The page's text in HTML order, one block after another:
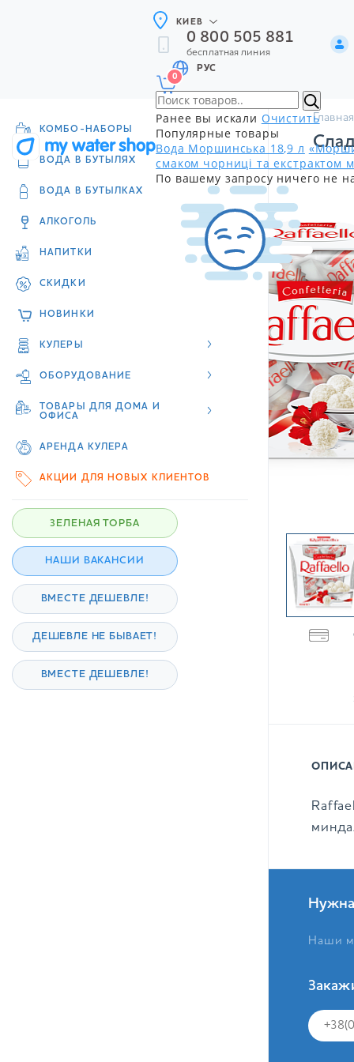
КИЕВ
0 800 505 881
бесплатная линия
РУС
0
Ранее вы искали Очистить
Популярные товары
Вода Моршинська 18,9 л
смаком чорниці та екстрактом
По вашему запросу ничего не
КОМБО-НАБОРЫ
ВОДА В БУТЫЛЯХ
ВОДА В БУТЫЛКАХ
АЛКОГОЛЬ
НАПИТКИ
СКИДКИ
НОВИНКИ
КУЛЕРЫ
ОБОРУДОВАНИЕ
ТОВАРЫ ДЛЯ ДОМА И
ОФИСА
АРЕНДА КУЛЕРА
АКЦИИ ДЛЯ НОВЫХ КЛИЕНТОВ
ЗЕЛЕНАЯ ТОРБА
НАШИ ВАКАНСИИ
ВМЕСТЕ ДЕШЕВЛЕ!
ДЕШЕВЛЕ НЕ БЫВАЕТ!
ВМЕСТЕ ДЕШЕВЛЕ!
Главная
Наши